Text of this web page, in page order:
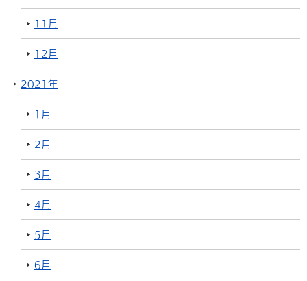
11月
12月
2021年
1月
2月
3月
4月
5月
6月